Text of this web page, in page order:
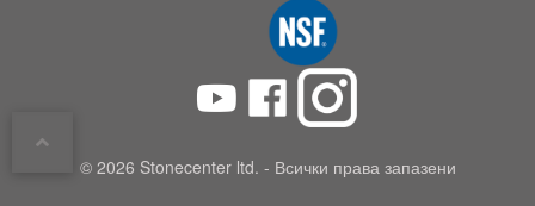
© 2026 Stonecenter ltd. - Всички права запазени